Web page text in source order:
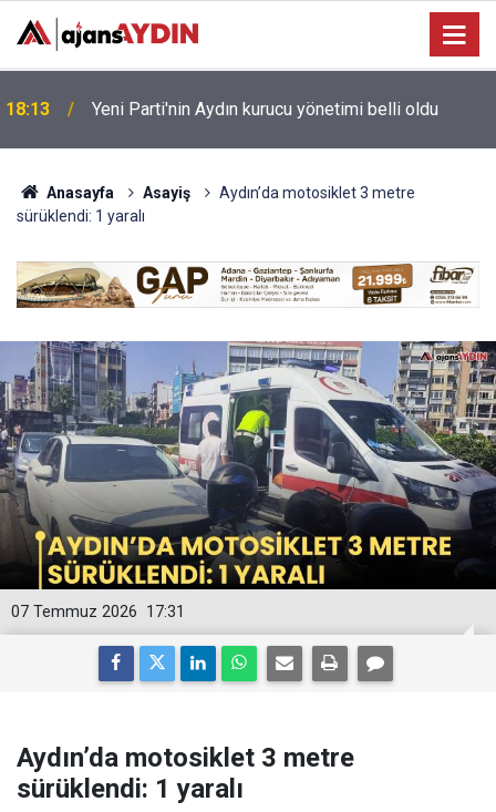
18:13 Yeni Parti'nin Aydın kurucu yönetimi belli oldu
Anasayfa Asayiş
Aydın’da motosiklet 3 metre
sürüklendi: 1 yaralı
17:31
07 Temmuz 2026
Aydın’da motosiklet 3 metre
sürüklendi: 1 yaralı